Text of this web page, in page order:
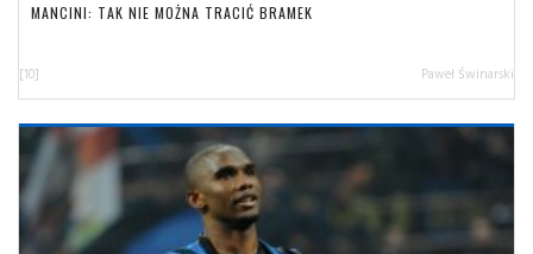
MANCINI: TAK NIE MOŻNA TRACIĆ BRAMEK
[10] Paweł Świnarski